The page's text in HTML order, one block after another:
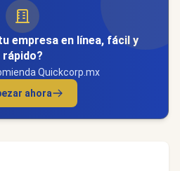
empresa en línea, fácil y
rápido?
Quickcorp.mx
ahora